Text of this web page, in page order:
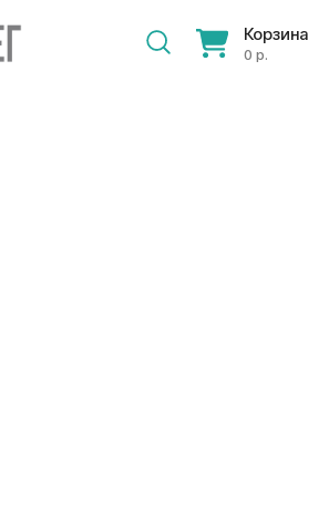
Корзина
0 р.